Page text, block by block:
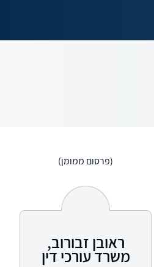
(פרסום ממומן)
ראובן זבורוב,
משרד עורכי דין